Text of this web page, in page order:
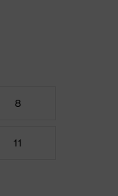
8
11